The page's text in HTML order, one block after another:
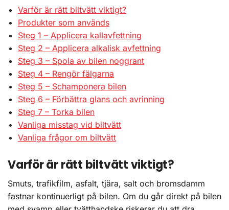
Varför är rätt biltvätt viktigt?
Produkter som används
Steg 1 – Applicera kallavfettning
Steg 2 – Applicera alkalisk avfettning
Steg 3 – Spola av bilen noggrant
Steg 4 – Rengör fälgarna
Steg 5 – Schamponera bilen
Steg 6 – Förbättra glans och avrinning
Steg 7 – Torka bilen
Vanliga misstag vid biltvätt
Vanliga frågor om biltvätt
Varför är rätt biltvätt viktigt?
Smuts, trafikfilm, asfalt, tjära, salt och bromsdamm
fastnar kontinuerligt på bilen. Om du går direkt på bilen